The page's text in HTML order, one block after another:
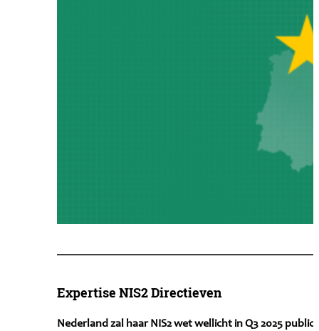
Expertise NIS2 Directieven
Nederland zal haar NIS2 wet wellicht in Q3 2025